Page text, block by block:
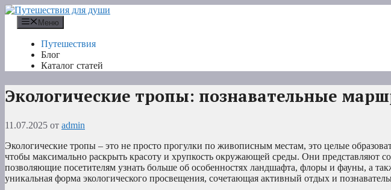
Перейти
содержимому
Меню
Путешествия
Блог
Каталог статей
Экологические тропы: познавательные
11.07.2025 от admin
Экологические тропы – это не просто прогулки по живописным местам, это целые
чтобы максимально раскрыть красоту и хрупкость окружающей среды. Они представляют
позволяющие посетителям узнать больше об особенностях ландшафта, флоры и фауны, а
уникальная форма экологического просвещения, сочетающая активный отдых и